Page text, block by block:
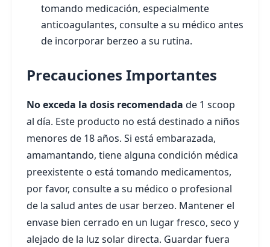
tomando medicación, especialmente
anticoagulantes, consulte a su médico antes
de incorporar berzeo a su rutina.
Precauciones Importantes
No exceda la dosis recomendada de 1 scoop
al día. Este producto no está destinado a niños
menores de 18 años. Si está embarazada,
amamantando, tiene alguna condición médica
preexistente o está tomando medicamentos,
por favor, consulte a su médico o profesional
de la salud antes de usar berzeo. Mantener el
envase bien cerrado en un lugar fresco, seco y
alejado de la luz solar directa. Guardar fuera